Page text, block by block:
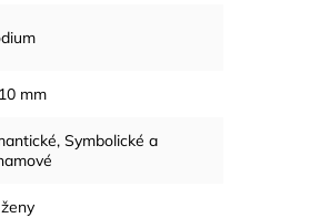
mm
, Symbolické a